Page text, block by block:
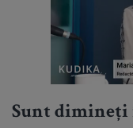
Sunt dimineți